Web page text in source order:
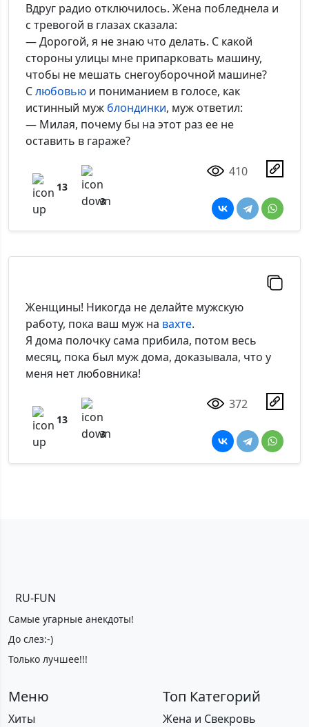
Вдруг радио отключилось. Жена побледнела и
с тревогой в глазах сказала:
— Дорогой, я не знаю что делать. С какой
стороны улицы мне припарковать машину,
чтобы не мешать снегоуборочной машине?
Слюбовью и пониманием в голосе, как
истинный муж блондинки, муж ответил:
— Милая, почему бы на этот раз ее не
оставить в гараже?
13
3
410
Женщины! Никогда не делайте мужскую
работу, пока ваш муж на вахте.
Я дома полочку сама прибила, потом весь
месяц, пока был муж дома, доказывала, что у
меня нет любовника!
13
3
372
RU-FUN
Самые угарные анекдоты!
До слез:-)
Только лучшее!!!
Меню
Хиты
Топ Категорий
Жена и Свекровь